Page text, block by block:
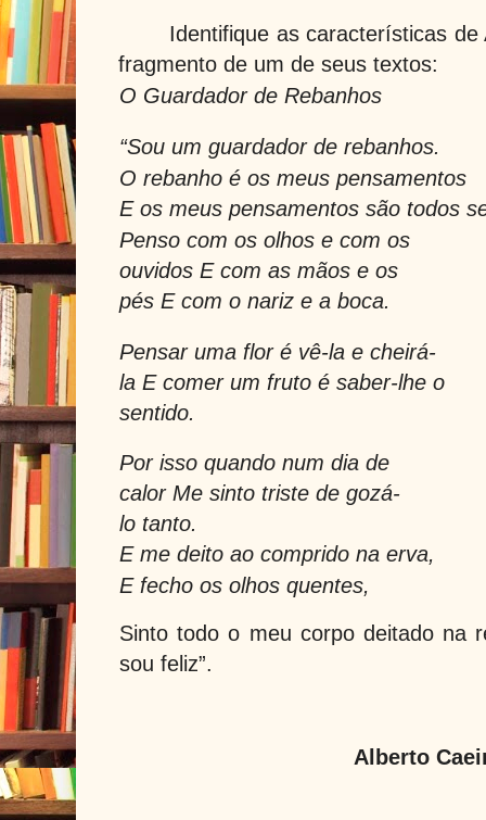
Identifique as características
fragmento de um de seus textos:
O Guardador de Rebanhos
“Sou um guardador de rebanhos.
O rebanho é os meus pensamentos
E os meus pensamentos são todos
Penso com os olhos e com os
ouvidos E com as mãos e os
pés E com o nariz e a boca.
Pensar uma flor é vê-la e cheirá-
la E comer um fruto é saber-lhe o
sentido.
Por isso quando num dia de
calor Me sinto triste de gozá-
lo tanto.
E me deito ao comprido na erva,
E fecho os olhos quentes,
Sinto todo o meu corpo deitado na
sou feliz”.
Alberto